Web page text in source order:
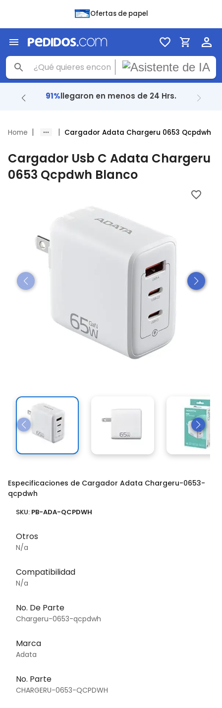
Ofertas de papel
91%llegaron en menos de 24 Hrs.
Home | | Cargador Adata Chargeru 0653 Qcpdwh
Cargador Usb C Adata Chargeru
0653 Qcpdwh Blanco
Especificaciones de Cargador Adata Chargeru-0653-
qcpdwh
SKU: PB-ADA-QCPDWH
Otros
N/a
Compatibilidad
N/a
No. De Parte
Chargeru-0653-qcpdwh
Marca
Adata
No. Parte
CHARGERU-0653-QCPDWH